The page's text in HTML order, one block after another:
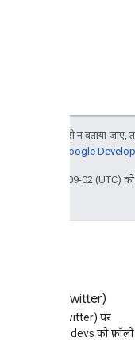
जब तक कुछ अलग से न बताया जाए,
Google
आखिरी बार 2024-09-02 (UTC)
X (Twitter)
X (Twitter) पर
@workspacedevs को